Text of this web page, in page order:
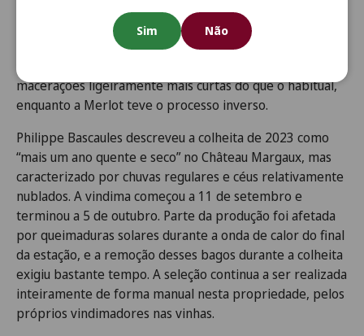
O lote é composto por 89% Cabernet Sauvignon, 5%
Merlot, 4% Cabernet Franc e 2% Petit Verdot, atingindo
macerações ligeiramente mais curtas do que o habitual,
enquanto a Merlot teve o processo inverso.
Philippe Bascaules descreveu a colheita de 2023 como
“mais um ano quente e seco” no Château Margaux, mas
caracterizado por chuvas regulares e céus relativamente
nublados. A vindima começou a 11 de setembro e
terminou a 5 de outubro. Parte da produção foi afetada
por queimaduras solares durante a onda de calor do final
da estação, e a remoção desses bagos durante a colheita
exigiu bastante tempo. A seleção continua a ser realizada
inteiramente de forma manual nesta propriedade, pelos
próprios vindimadores nas vinhas.
Sim Não